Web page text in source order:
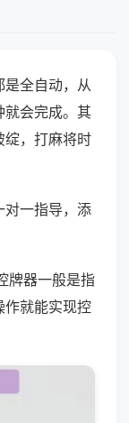
是全自动，从
就会完成。其
绽，打麻将时
对一指导，添
牌器一般是指
作就能实现控